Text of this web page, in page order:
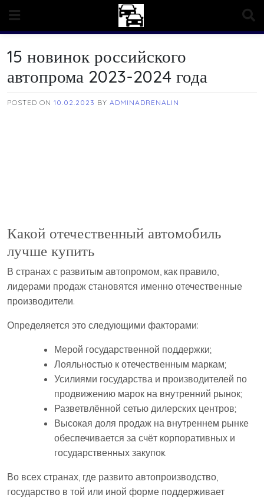
content
15 новинок российского
автопрома 2023-2024 года
POSTED ON 10.02.2023 BY ADMINADRENALIN
Какой отечественный автомобиль
лучше купить
В странах с развитым автопромом, как правило,
лидерами продаж становятся именно отечественные
производители.
Определяется это следующими факторами:
Мерой государственной поддержки;
Лояльностью к отечественным маркам;
Усилиями государства и производителей по
продвижению марок на внутренний рынок;
Разветвлённой сетью дилерских центров;
Высокая доля продаж на внутреннем рынке
обеспечивается за счёт корпоративных и
государственных закупок.
Во всех странах, где развито автопроизводство,
государство в той или иной форме поддерживает